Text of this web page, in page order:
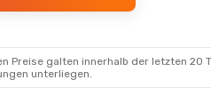
Preise galten innerhalb der letzten
unterliegen.